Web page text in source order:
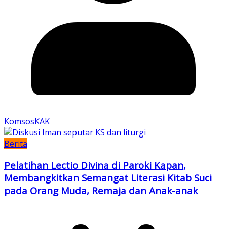
KomsosKAK
Berita
Pelatihan Lectio Divina di Paroki Kapan,
Membangkitkan Semangat Literasi Kitab Suci
pada Orang Muda, Remaja dan Anak-anak